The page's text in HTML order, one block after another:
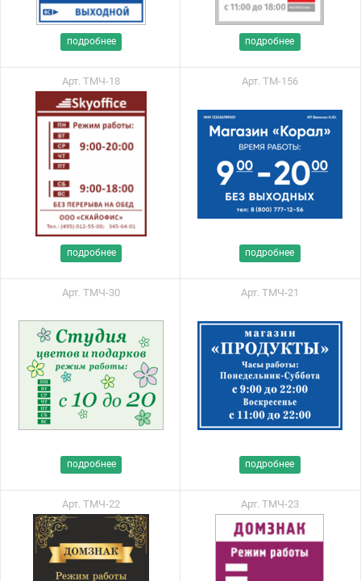
подробнее подробнее
Арт. ТМЧ-18
подробнее
Арт. ТМ-156
подробнее
Арт. ТМЧ-30
подробнее
Арт. ТМЧ-21
подробнее
Арт. ТМЧ-22 Арт. ТМЧ-23